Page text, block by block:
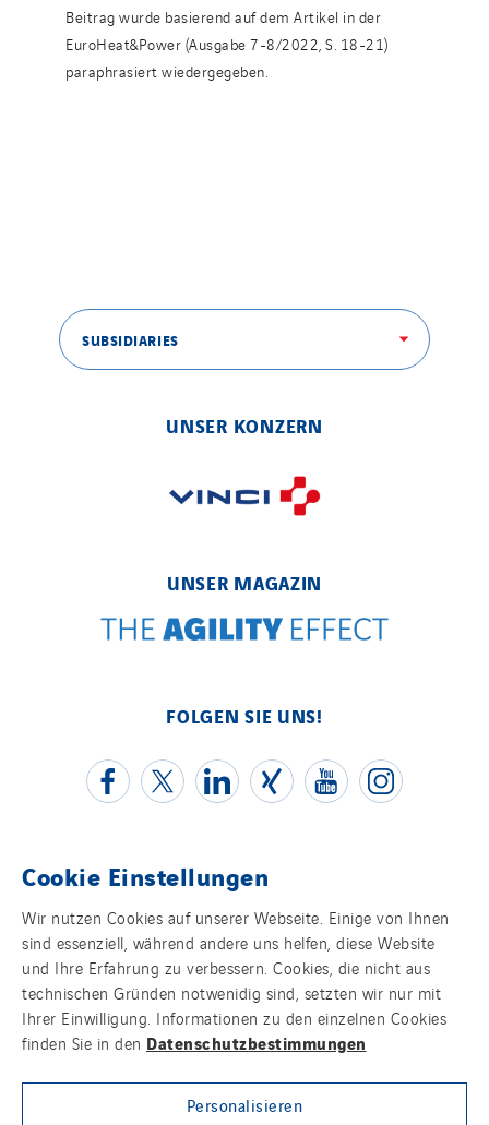
Beitrag wurde basierend auf dem Artikel in der
EuroHeat&Power (Ausgabe 7-8/2022, S. 18-21)
paraphrasiert wiedergegeben.
SUBSIDIARIES
UNSER KONZERN
UNSER MAGAZIN
FOLGEN SIE UNS!
Kontakt
Impressum
Datenschutz
Cookies
Sitemap
Cookie Einstellungen
Wir nutzen Cookies auf unserer Webseite. Einige von Ihnen
sind essenziell, während andere uns helfen, diese Website
und Ihre Erfahrung zu verbessern. Cookies, die nicht aus
technischen Gründen notwenidig sind, setzten wir nur mit
Ihrer Einwilligung. Informationen zu den einzelnen Cookies
finden Sie in den Datenschutzbestimmungen
Personalisieren